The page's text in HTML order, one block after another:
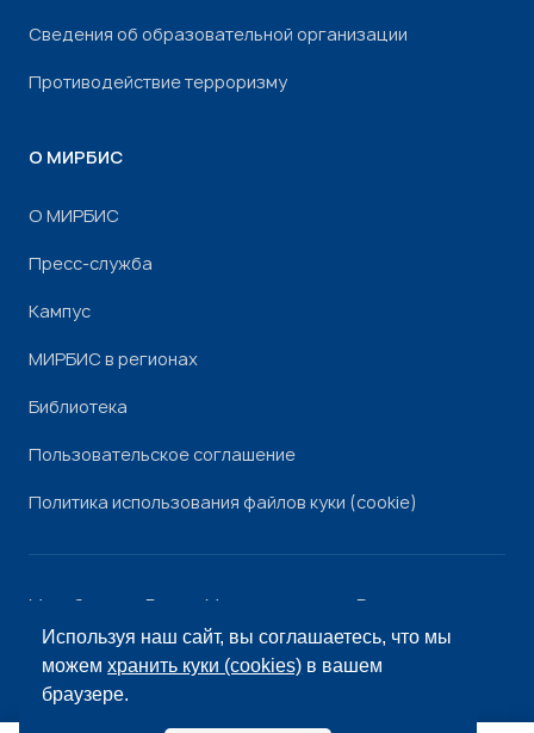
Используя наш сайт, вы соглашаетесь, что мы
можемхранить куки (cookies) в вашем
браузере.
Сведения об образовательной организации
Противодействие терроризму
О МИРБИС
О МИРБИС
Пресс-служба
Кампус
МИРБИС в регионах
Библиотека
Пользовательское соглашение
Политика использования файлов куки (cookie)
Минобрнауки России Минпросвещения России
РоскомнадзорРособрнадзор
© «МИРБИС», 2026